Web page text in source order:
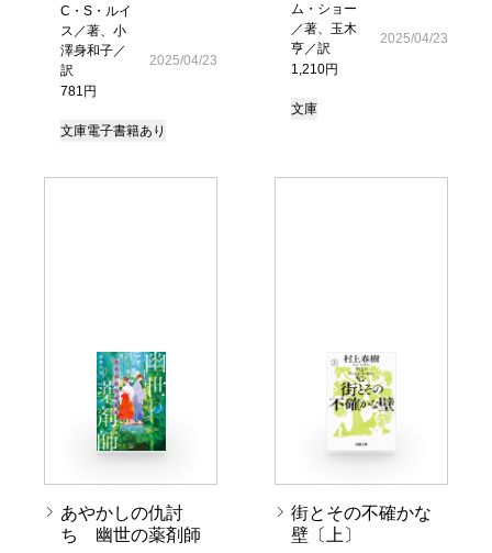
C・S・ルイ
ス／著、小
澤身和子／
訳
781円
2025/04/23
文庫電子書籍あり
ム・ショー
／著、玉木
亨／訳
1,210円
2025/04/23
文庫
あやかしの仇討
ち 幽世の薬剤師
街とその不確かな
壁〔上〕